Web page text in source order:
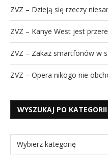
ZVZ – Dzieją się rzeczy
ZVZ – Kanye West jest
ZVZ – Zakaz smartfonów w
ZVZ – Opera nikogo nie
WYSZUKAJ PO KATEGORII